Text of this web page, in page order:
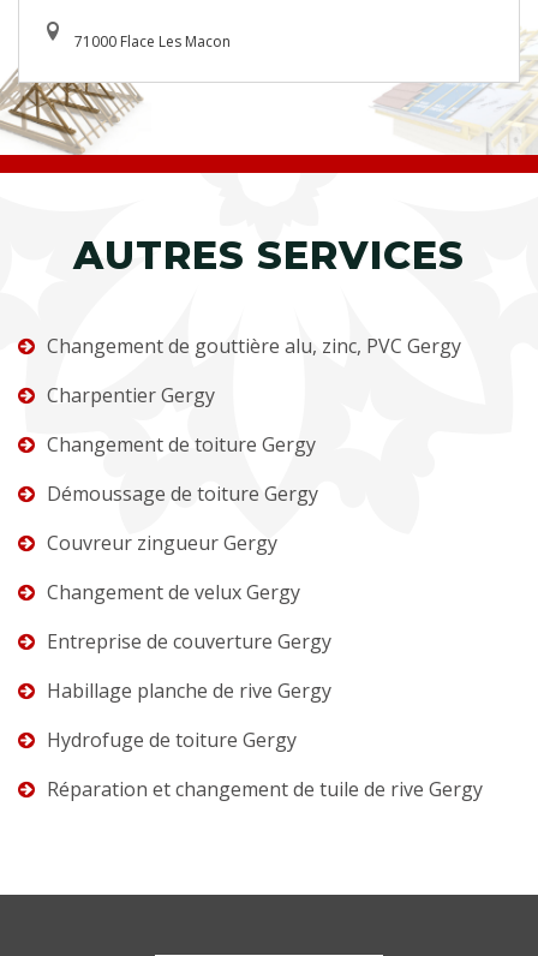
71000 Flace Les Macon
AUTRES SERVICES
Changement de gouttière alu, zinc, PVC Gergy
Charpentier Gergy
Changement de toiture Gergy
Démoussage de toiture Gergy
Couvreur zingueur Gergy
Changement de velux Gergy
Entreprise de couverture Gergy
Habillage planche de rive Gergy
Hydrofuge de toiture Gergy
Réparation et changement de tuile de rive Gergy